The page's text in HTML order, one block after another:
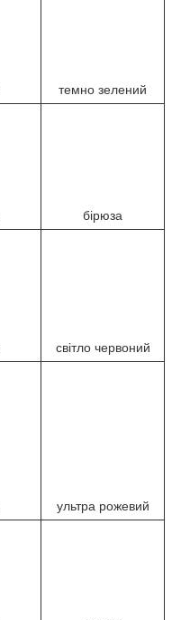
темно зелений
бірюза
світло червоний
ультра рожевий